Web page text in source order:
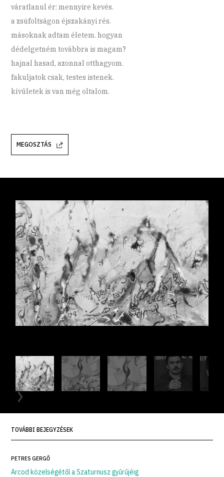
váratlanul ér: mennyire kevés.
a zsúfoltságon éjszakányi rés.
másoknak adtam életem. hogyan
dédelgetném továbbra is magam?
hajnal hasad, azonnal otthagyom.
fakuljatok csak, testes istenek.
kívületek is van még oltalom.
MEGOSZTÁS
TOVÁBBI BEJEGYZÉSEK
PETRES GERGŐ
Arcod közelségétől a Szaturnusz gyűrűjéig